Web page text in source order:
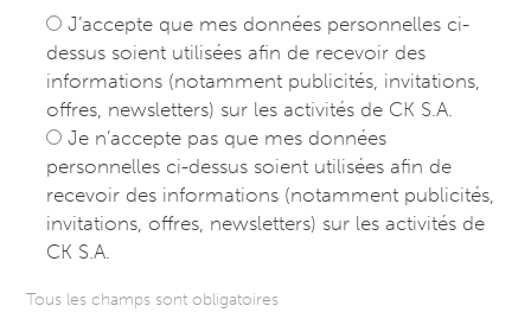
J’accepte que mes données personnelles ci-
dessus soient utilisées afin de recevoir des
informations (notamment publicités, invitations,
offres, newsletters) sur les activités de CK S.A.
Je n’accepte pas que mes données
personnelles ci-dessus soient utilisées afin de
recevoir des informations (notamment publicités,
invitations, offres, newsletters) sur les activités de
CK S.A.
Tous les champs sont obligatoires